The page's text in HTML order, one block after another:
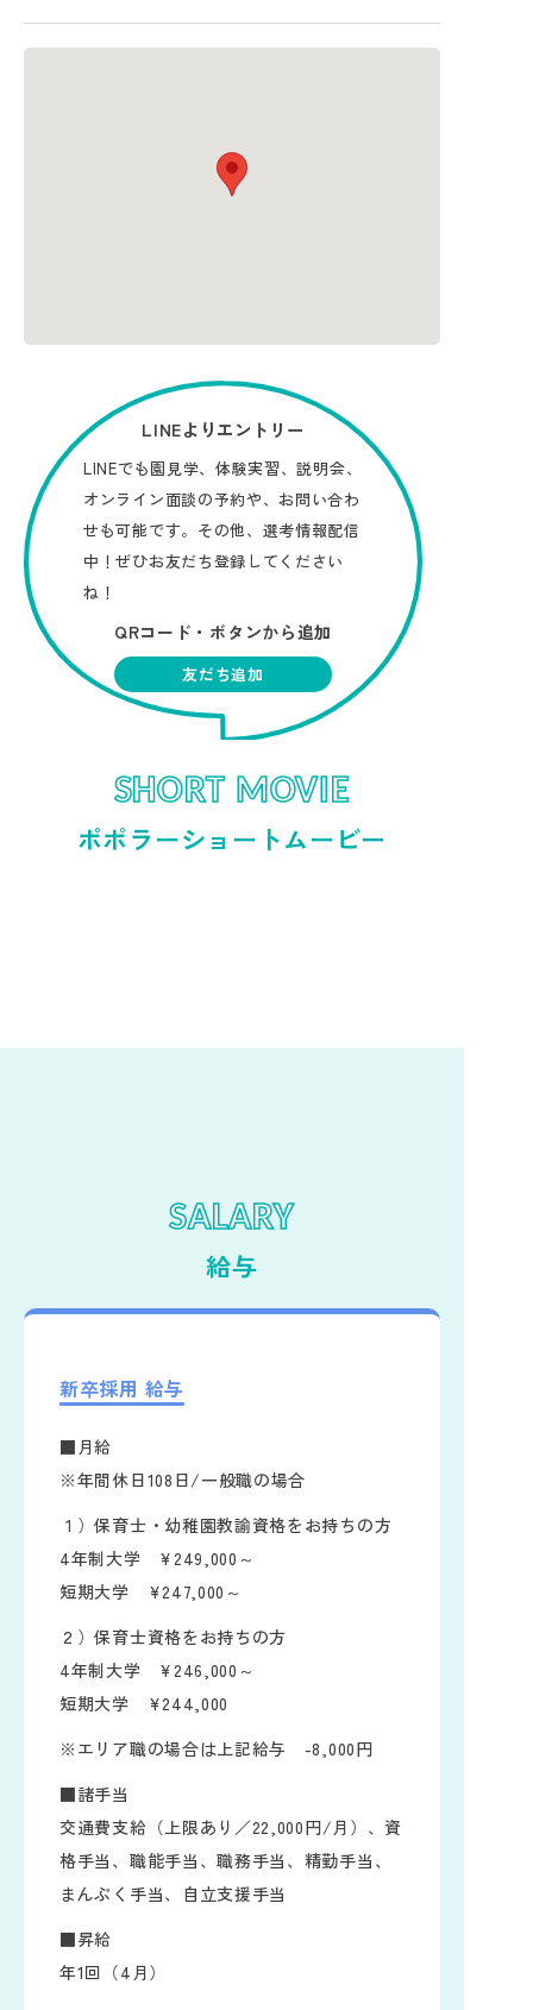
LINEよりエントリー
LINEでも園見学、体験実習、説明会、
オンライン面談の予約や、お問い合わ
せも可能です。その他、選考情報配信
中！ぜひお友だち登録してください
ね！
QRコード・ボタンから追加
友だち追加
SHORT MOVIE
ポポラーショートムービー
SALARY
給与
新卒採用 給与
■月給
※年間休日108日/一般職の場合
１）保育士・幼稚園教諭資格をお持ちの方
4年制大学 ¥249,000～
短期大学 ¥247,000～
２）保育士資格をお持ちの方
4年制大学 ¥246,000～
短期大学 ¥244,000
※エリア職の場合は上記給与 -8,000円
■諸手当
交通費支給（上限あり／22,000円/月）、資
格手当、職能手当、職務手当、精勤手当、
まんぷく手当、自立支援手当
■昇給
年1回（4月）